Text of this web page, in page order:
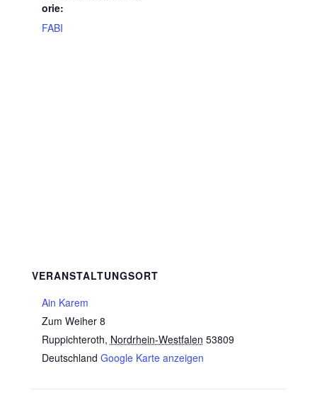
orie:
FABI
VERANSTALTUNGSORT
Ain Karem
Zum Weiher 8
Ruppichteroth, Nordrhein-Westfalen 53809
Deutschland Google Karte anzeigen